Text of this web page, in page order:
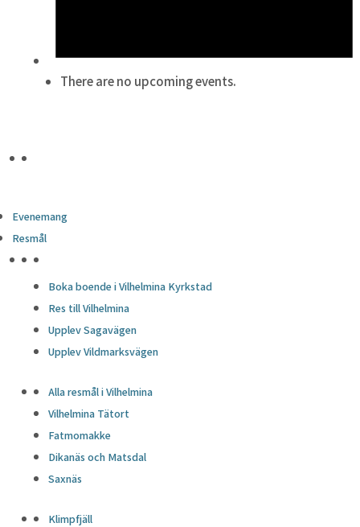
There are no upcoming events.
Evenemang
Resmål
Boka boende i Vilhelmina Kyrkstad
Res till Vilhelmina
Upplev Sagavägen
Upplev Vildmarksvägen
Alla resmål i Vilhelmina
Vilhelmina Tätort
Fatmomakke
Dikanäs och Matsdal
Saxnäs
Klimpfjäll